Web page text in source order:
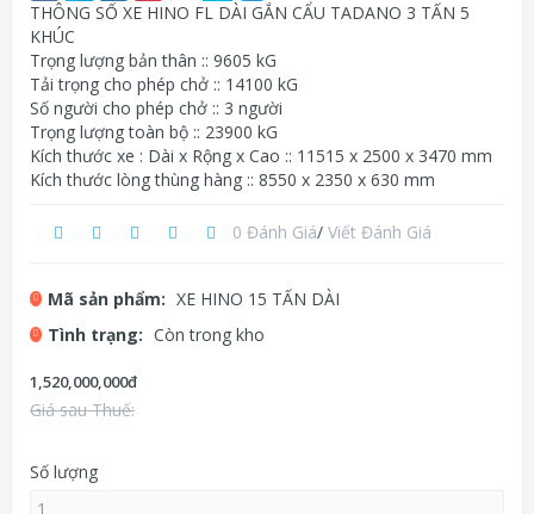
THÔNG SỐ XE HINO FL DÀI GẮN CẨU TADANO 3 TẤN 5
KHÚC
Trọng lượng bản thân :: 9605 kG
Tải trọng cho phép chở :: 14100 kG
Số người cho phép chở :: 3 người
Trọng lượng toàn bộ :: 23900 kG
Kích thước xe : Dài x Rộng x Cao :: 11515 x 2500 x 3470 mm
Kích thước lòng thùng hàng :: 8550 x 2350 x 630 mm
0 Đánh Giá/ Viết Đánh Giá
Mã sản phẩm: XE HINO 15 TẤN DÀI
Tình trạng: Còn trong kho
1,520,000,000đ
Giá sau Thuế:
Số lượng